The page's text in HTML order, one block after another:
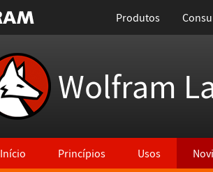
Produtos
Wolfram
Início Princípios Usos